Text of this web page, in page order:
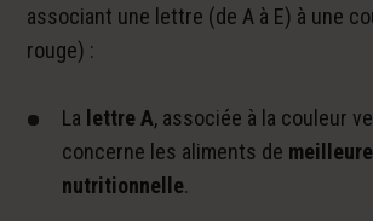
associant une lettre (de A à E) à une
rouge) :
La lettre A, associée à la couleur
concerne les aliments de
nutritionnelle.